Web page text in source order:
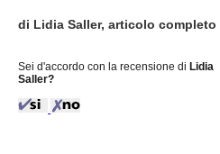
di Lidia Saller, articolo completo
Sei d'accordo con la recensione di Lidia
Saller?